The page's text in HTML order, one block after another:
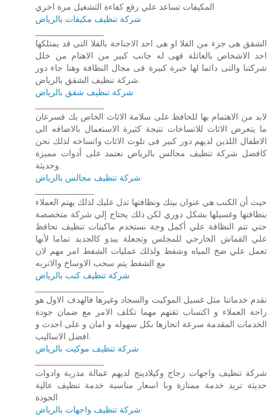
المكيفات تساعد علي رفع كفاءة التشغيل مرة اخري
شركة تنظيف مكيفات بالرياض
الشقق هى جزء من الفلا او هى احد الاجناحة بالفلا التى قد يمتلكها
احد الاشخاص بالعائلة فهى له جانب كبير من الاهتام من خلل
شركتنا والتى دائما لها خبرة كبيرة فى مجال النظافة وهنا جاء دور
شركة تنظيف شقق بالرياض
لابد من الاهتمام بها للحافظ على سلامة الاثاث الخاص بك فسرعان
ما يتعرض الاثاث للاتساخات نتيجة كثيرة الاستعمال بالاضافه الى
الاطفال اللذين لديهم دور كبير فى تلوث الاثاث واتساخه لذلك نحن
كافضل شركة تنظيف مجالس بالرياض نعتمد على أدوات مميزة
شركة تنظيف مجالس بالرياض
حيث أن الكنب هي عنوان بيتك ونظافتها تدل عليك لذلك يهتم العملاء
بنظافتها وغسيلها بشكل دوري لكن ذلك يحتاج إلي شركة متخصصة
حتي تتم النظافة علي أكمل وجة نستخدم ماكينات تنظيف تحافظ
علي القماش الخارجي للمجلس وتجعلة يبدو كالجديد تماما لأنها
تعمل علي ضخ المياه وشفط ولذلك عمليات الشفط امر مهم لان
مع الشفط يتم سحب الاوساخ والاتربه
شركة تنظيف كنب بالرياض
نقدم خدماتنا مثل غسيل الموكيت والسجاد وغيرها فالهدف الاول هو
راحة العملاء و اكتساب ثقتهم مهما تكلف الامر مع ضمان جودة
الخدمات المقدمة سرعة انجازها بكل سهوله و امان و على احدث و
شركة تنظيف موكيت بالرياض
شركة تنظيف واجهات زجاج وكيلادينج لديهم عمالة مدربة وادوات
حديثة تريد خدمة ممتازة وبا اسعار مناسبة خدمة تنظيف عالية
الجودة
شركة تنظيف واجهات بالرياض